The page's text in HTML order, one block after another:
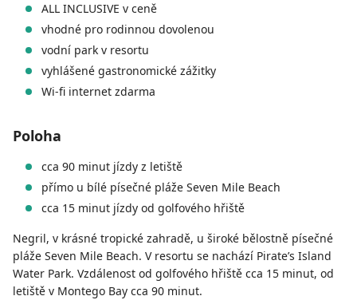
ALL INCLUSIVE v ceně
vhodné pro rodinnou dovolenou
vodní park v resortu
vyhlášené gastronomické zážitky
Wi-fi internet zdarma
Poloha
cca 90 minut jízdy z letiště
přímo u bílé písečné pláže Seven Mile Beach
cca 15 minut jízdy od golfového hřiště
Negril, v krásné tropické zahradě, u široké bělostně písečné
pláže Seven Mile Beach. V resortu se nachází Pirate’s Island
Water Park. Vzdálenost od golfového hřiště cca 15 minut, od
letiště v Montego Bay cca 90 minut.